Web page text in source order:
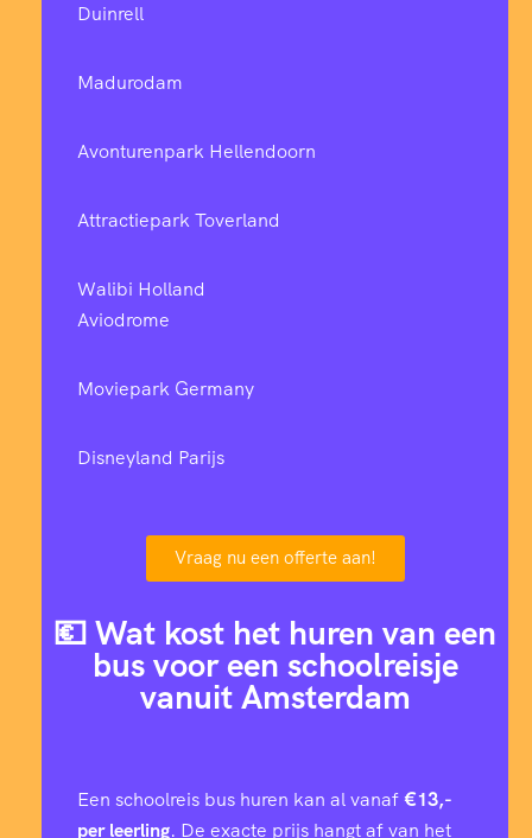
Duinrell
Madurodam
Avonturenpark Hellendoorn
Attractiepark Toverland
Walibi Holland
Aviodrome
Moviepark Germany
Disneyland Parijs
Vraag nu een offerte aan!
💶 Wat kost het huren van een
bus voor een schoolreisje
vanuit Amsterdam
Een schoolreis bus huren kan al vanaf€13,-
per leerling. De exacte prijs hangt af van het